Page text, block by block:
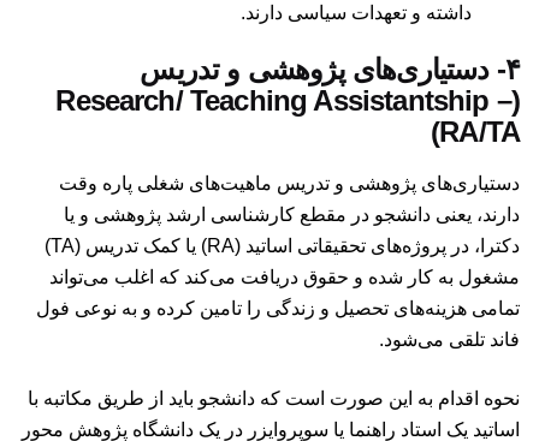
داشته و تعهدات سیاسی دارند.
۴- دستیاری‌های پژوهشی و تدریس
(Research/ Teaching Assistantship –
RA/TA)
دستیاری‌های پژوهشی و تدریس ماهیت‌های شغلی پاره وقت
دارند، یعنی دانشجو در مقطع کارشناسی ارشد پژوهشی و یا
دکترا، در پروژه‌های تحقیقاتی اساتید (RA) یا کمک تدریس (TA)
مشغول به کار شده و حقوق دریافت می‌کند که اغلب می‌تواند
تمامی هزینه‌های تحصیل و زندگی را تامین کرده و به نوعی فول
فاند تلقی می‌شود.
نحوه اقدام به این صورت است که دانشجو باید از طریق مکاتبه با
اساتید یک استاد راهنما یا سوپروایزر در یک دانشگاه پژوهش محور